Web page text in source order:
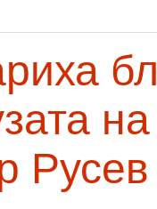
Русев